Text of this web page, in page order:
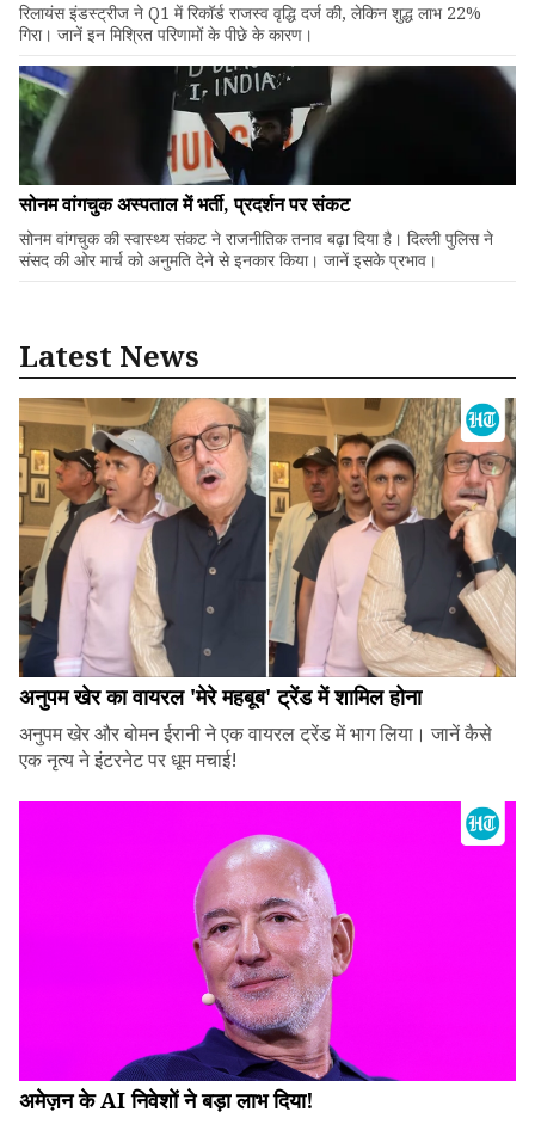
रिलायंस इंडस्ट्रीज ने Q1 में रिकॉर्ड राजस्व वृद्धि दर्ज की, लेकिन शुद्ध लाभ 22%
गिरा। जानें इन मिश्रित परिणामों के पीछे के कारण।
सोनम वांगचुक अस्पताल में भर्ती, प्रदर्शन पर संकट
सोनम वांगचुक की स्वास्थ्य संकट ने राजनीतिक तनाव बढ़ा दिया है। दिल्ली पुलिस ने
संसद की ओर मार्च को अनुमति देने से इनकार किया। जानें इसके प्रभाव।
Latest News
अनुपम खेर का वायरल 'मेरे महबूब' ट्रेंड में शामिल होना
अनुपम खेर और बोमन ईरानी ने एक वायरल ट्रेंड में भाग लिया। जानें कैसे
एक नृत्य ने इंटरनेट पर धूम मचाई!
अमेज़न के AI निवेशों ने बड़ा लाभ दिया!